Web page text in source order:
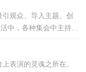
观众、导入主题、创
中，各种集会中主持词
问题...
表演的灵魂之所在。